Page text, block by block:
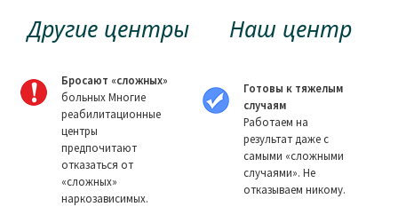
Другие центры Наш центр
Бросают «сложных»
больных Многие
реабилитационные
центры
предпочитают
отказаться от
«сложных»
наркозависимых.
Готовы к тяжелым
случаям
Работаем на
результат даже с
самыми «сложными
случаями». Не
отказываем никому.